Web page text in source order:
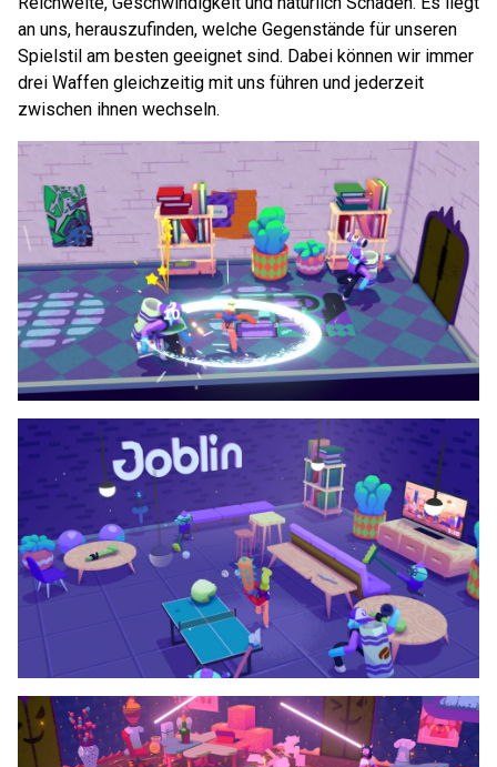
an uns, herauszufinden, welche Gegenstände für unseren
Spielstil am besten geeignet sind. Dabei können wir immer
drei Waffen gleichzeitig mit uns führen und jederzeit
zwischen ihnen wechseln.